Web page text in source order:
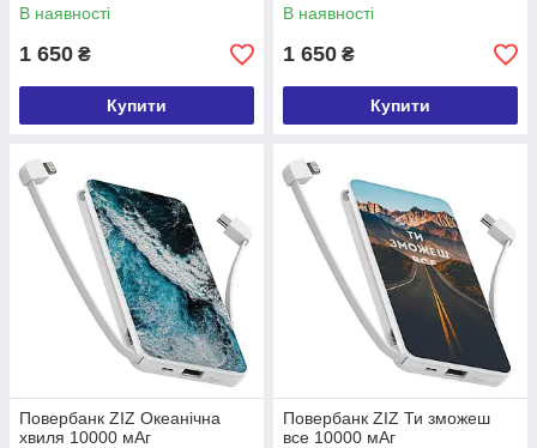
В наявності
1 650 ₴
Купити
В наявності
1 650 ₴
Купити
Повербанк ZIZ Океанічна
хвиля 10000 мАг
Повербанк ZIZ Ти зможеш
все 10000 мАг